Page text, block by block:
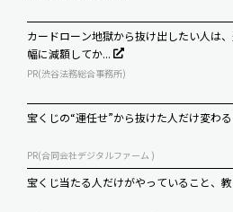
カードローン地獄から抜け出したい人は
幅に減額してか...
PR(渋谷法務総合事務所)
宝くじの“運任せ”から抜けた人だけ変わる
PR(合同会社デジタルファーム )
宝くじ当たる人だけがやっていること、